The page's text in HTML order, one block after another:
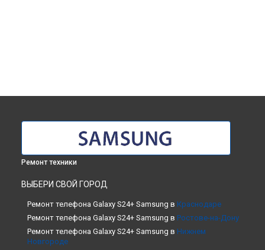
Ремонт техники
ВЫБЕРИ СВОЙ ГОРОД
Ремонт телефона Galaxy S24+ Samsung в Краснодаре
Ремонт телефона Galaxy S24+ Samsung в Ростове-на-Дону
Ремонт телефона Galaxy S24+ Samsung в Нижнем
Новгороде